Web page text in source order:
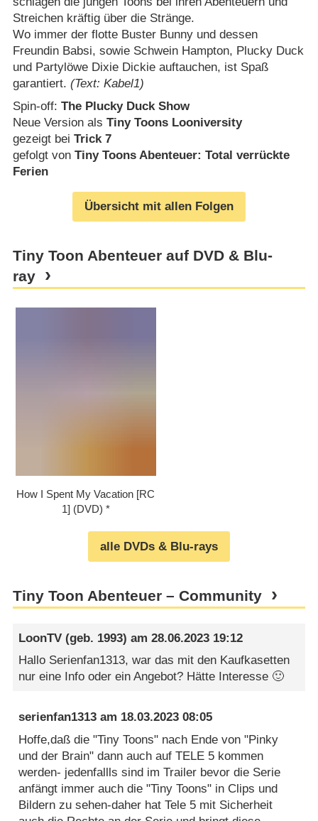
Streichen kräftig über die Stränge.
Wo immer der flotte Buster Bunny und dessen
Freundin Babsi, sowie Schwein Hampton, Plucky Duck
und Partylöwe Dixie Dickie auftauchen, ist Spaß
garantiert. (Text: Kabel1)
Spin-off: The Plucky Duck Show
Neue Version als Tiny Toons Looniversity
gezeigt bei Trick 7
gefolgt von Tiny Toons Abenteuer: Total verrückte
Ferien
Übersicht mit allen Folgen
Tiny Toon Abenteuer auf DVD & Blu-
ray
How I Spent My Vacation [RC
1] (DVD)
alle DVDs & Blu-rays
Tiny Toon Abenteuer – Community
LoonTV (geb. 1993) am28.06.2023 19:12
Hallo Serienfan1313, war das mit den Kaufkasetten
nur eine Info oder ein Angebot? Hätte Interesse 🙂
serienfan1313 am 18.03.2023 08:05
Hoffe,daß die "Tiny Toons" nach Ende von "Pinky
und der Brain" dann auch auf TELE 5 kommen
werden- jedenfallls sind im Trailer bevor die Serie
anfängt immer auch die "Tiny Toons" in Clips und
Bildern zu sehen-daher hat Tele 5 mit Sicherheit